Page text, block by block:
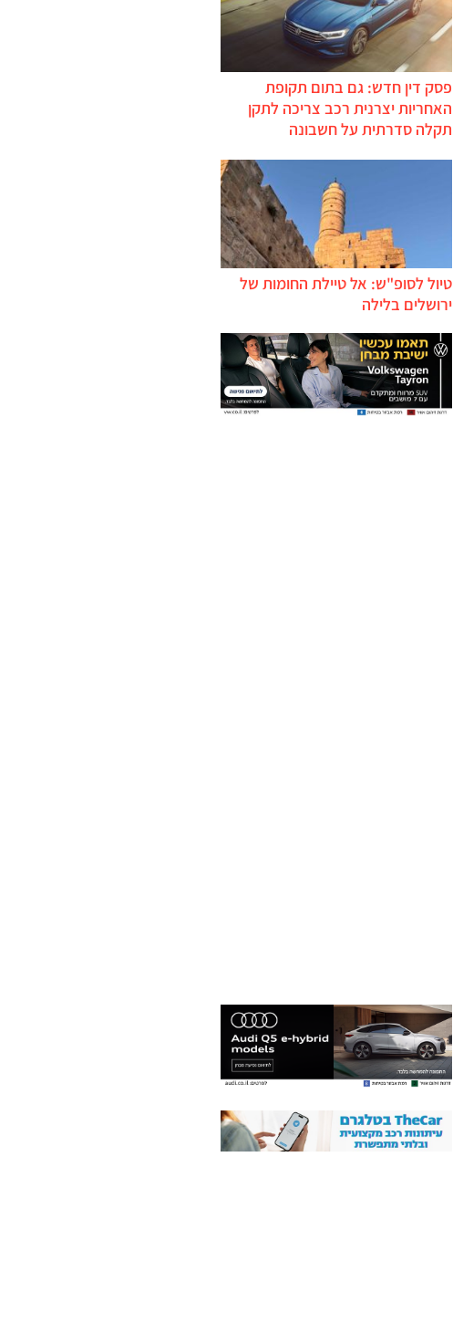
פסק דין חדש: גם בתום תקופת
האחריות יצרנית רכב צריכה לתקן
תקלה סדרתית על חשבונה
טיול לסופ"ש: אל טיילת החומות של
ירושלים בלילה